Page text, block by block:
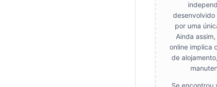
desenvolvido
por uma
Ainda
online implica
de
Se encontrou